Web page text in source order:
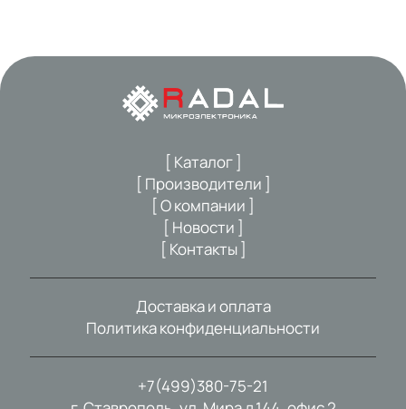
+7(499)380-75-21
[ Каталог ]
[ Производители ]
[ О компании ]
[ Новости ]
[ Контакты ]
Доставка и оплата
Политика конфиденциальности